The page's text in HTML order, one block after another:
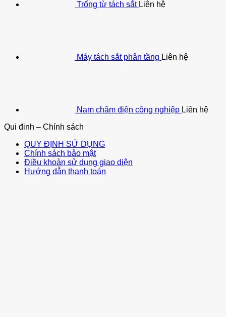
Trống từ tách sắt Liên hệ
Máy tách sắt phân tầng Liên hệ
Nam châm điện công nghiệp Liên hệ
Qui đinh – Chính sách
QUY ĐỊNH SỬ DỤNG
Chính sách bảo mật
Điều khoản sử dụng giao diện
Hướng dẫn thanh toán